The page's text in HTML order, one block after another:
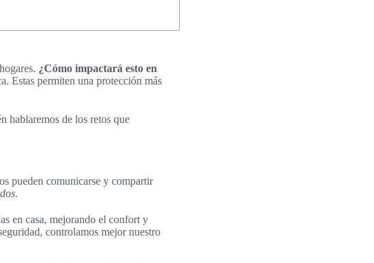
¿Cómo impactará esto en
Estas permiten una protección más
hablaremos de los retos que
pueden comunicarse y compartir
.
en casa, mejorando el confort y
controlamos mejor nuestro